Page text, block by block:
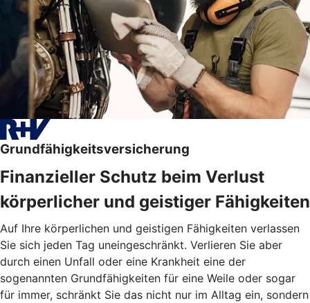
Grundfähigkeitsversicherung
Finanzieller Schutz beim Verlust
körperlicher und geistiger Fähigkeiten
Auf Ihre körperlichen und geistigen Fähigkeiten verlassen
Sie sich jeden Tag uneingeschränkt. Verlieren Sie aber
durch einen Unfall oder eine Krankheit eine der
sogenannten Grundfähigkeiten für eine Weile oder sogar
für immer, schränkt Sie das nicht nur im Alltag ein, sondern